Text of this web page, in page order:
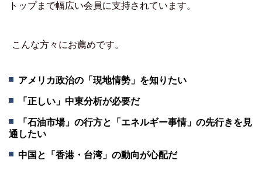
トップまで幅広い会員に支持されています。
こんな方々にお薦めです。
アメリカ政治の「現地情勢」を知りたい
「正しい」中東分析が必要だ
「石油市場」の行方と「エネルギー事情」の先行きを見
通したい
中国と「香港・台湾」の動向が心配だ